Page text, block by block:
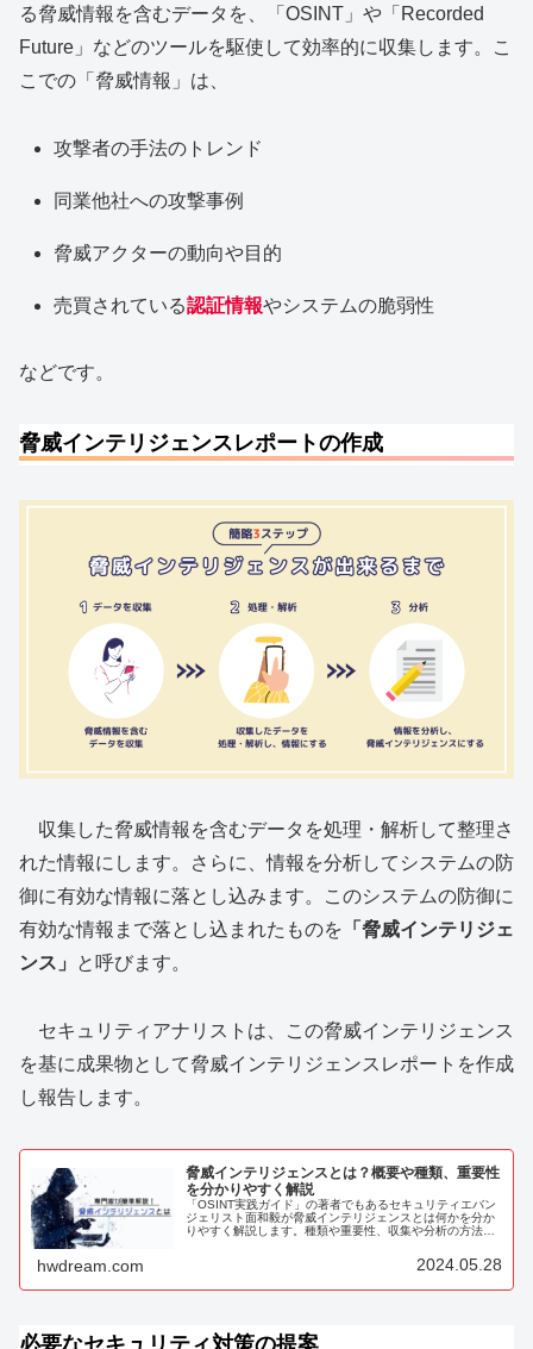
る脅威情報を含むデータを、「OSINT」や「Recorded
Future」などのツールを駆使して効率的に収集します。こ
こでの「脅威情報」は、
攻撃者の手法のトレンド
同業他社への攻撃事例
脅威アクターの動向や目的
売買されている認証情報やシステムの脆弱性
などです。
脅威インテリジェンスレポートの作成
収集した脅威情報を含むデータを処理・解析して整理さ
れた情報にします。さらに、情報を分析してシステムの防
御に有効な情報に落とし込みます。このシステムの防御に
有効な情報まで落とし込まれたものを 「脅威インテリジェ
ンス」
と呼びます。
セキュリティアナリストは、この脅威インテリジェンス
を基に成果物として脅威インテリジェンスレポートを作成
し報告します。
脅威インテリジェンスとは？概要や種類、重要性
を分かりやすく解説
「OSINT実践ガイド」の著者でもあるセキュリティエバン
ジェリスト面和毅が脅威インテリジェンスとは何かを分か
りやすく解説します。種類や重要性、収集や分析の方法、
hwdream.com 2024.05.28
必要なセキュリティ対策の提案